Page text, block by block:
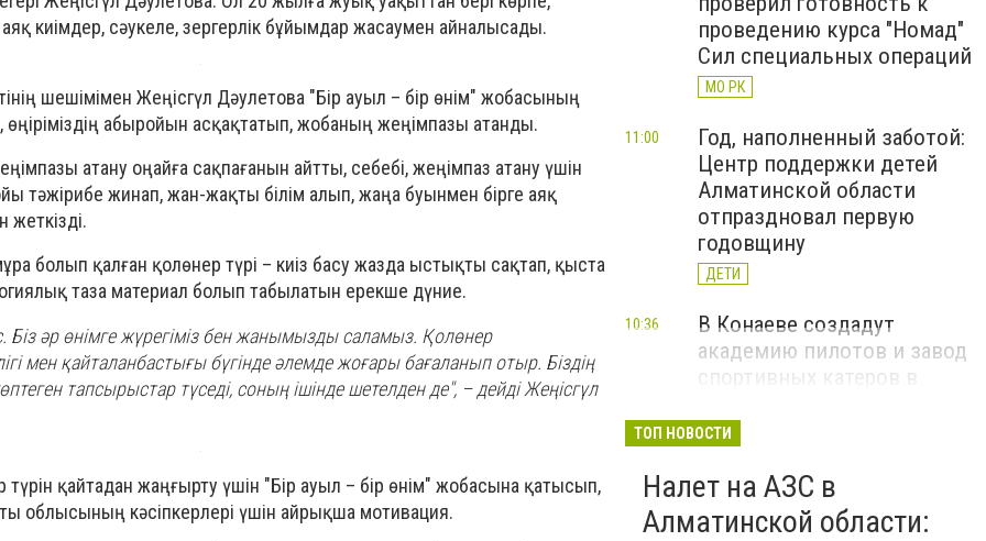
киімдер, сәукеле, зергерлік бұйымдар жасаумен айналысады.
шешімімен Жеңісгүл Дәулетова "Бір ауыл – бір өнім" жобасының
абыройын асқақтатып, жобаның жеңімпазы атанды.
атану оңайға сақпағанын айтты, себебі, жеңімпаз атану үшін
тәжірибе жинап, жан-жақты білім алып, жаңа буынмен бірге аяқ
жеткізді.
болып қалған қолөнер түрі – киіз басу жазда ыстықты сақтап, қыста
таза материал болып табылатын ерекше дүние.
әр өнімге жүрегіміз бен жанымызды саламыз. Қолөнер
мен қайталанбастығы бүгінде әлемде жоғары бағаланып отыр. Біздің
тапсырыстар түседі, соның ішінде шетелден де", – дейді Жеңісгүл
қайтадан жаңғырту үшін "Бір ауыл – бір өнім" жобасына қатысып,
облысының кәсіпкерлері үшін айрықша мотивация.
проведению курса "Номад"
Сил специальных операций
МО РК
Год, наполненный заботой:
Центр поддержки детей
Алматинской области
отпраздновал первую
годовщину
ДЕТИ
11:00
В Конаеве создадут
академию пилотов и завод
спортивных катеров в
H2O
10:36
В Алатау планируют
11:56
Вчера
ТОП НОВОСТИ
Налет на АЗС в
Алматинской области: